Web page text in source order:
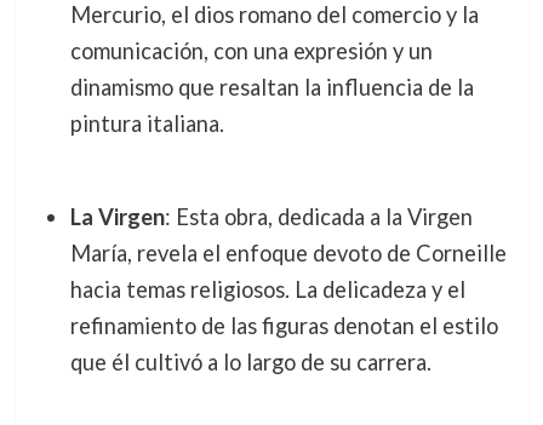
Mercurio, el dios romano del comercio y la
comunicación, con una expresión y un
dinamismo que resaltan la influencia de la
pintura italiana.
La Virgen: Esta obra, dedicada a la Virgen
María, revela el enfoque devoto de Corneille
hacia temas religiosos. La delicadeza y el
refinamiento de las figuras denotan el estilo
que él cultivó a lo largo de su carrera.